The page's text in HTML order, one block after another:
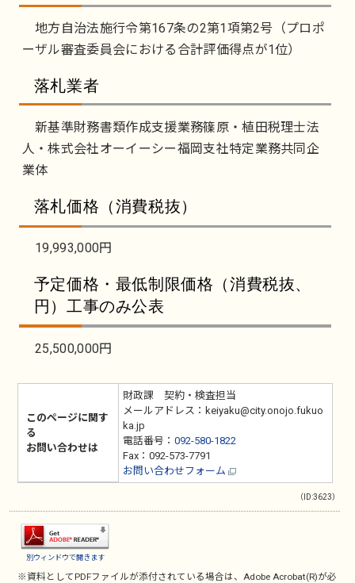
地方自治法施行令第167条の2第1項第2号（プロポ
ーザル審査委員会における合計評価得点が1位）
落札業者
新基準財務書類作成支援業務篠原・植田税理士法
人・株式会社オーイーシー福岡支社特定業務共同企
業体
落札価格（消費税抜）
19,993,000円
予定価格・最低制限価格（消費税抜、
円）工事のみ公表
25,500,000円
このページに関す
る
お問い合わせは
財政課 契約・検査担当
メールアドレス：keiyaku@city.onojo.fukuo
ka.jp
電話番号： 092-580-1822
Fax：092-573-7791
お問い合わせフォーム
（ID:3623）
別ウィンドウで開きます
※資料としてPDFファイルが添付されている場合は、Adobe Acrobat(R)が必